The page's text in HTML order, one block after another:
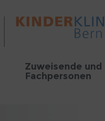
Zuweisende und
Fachpersonen